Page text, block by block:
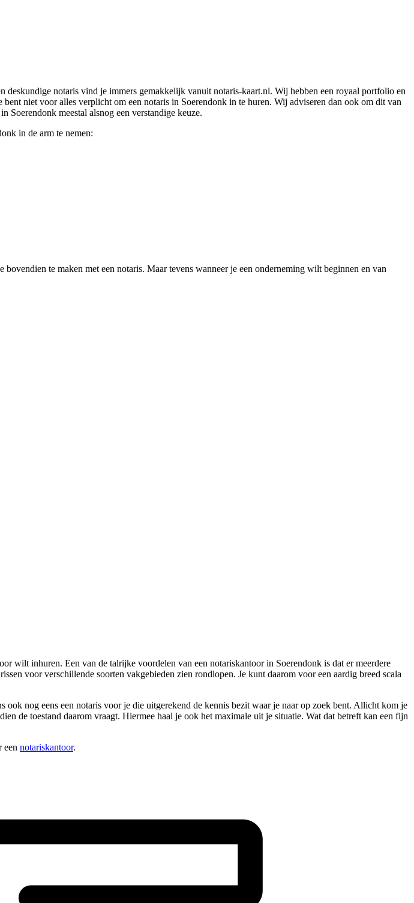
notaris vind je immers gemakkelijk vanuit notaris-kaart.nl. Wij hebben een royaal portfolio en
niet voor alles verplicht om een notaris in Soerendonk in te huren. Wij adviseren dan ook om dit van
Soerendonk meestal alsnog een verstandige keuze.
in de arm te nemen:
te maken met een notaris. Maar tevens wanneer je een onderneming wilt beginnen en van
wilt inhuren. Een van de talrijke voordelen van een notariskantoor in Soerendonk is dat er meerdere
voor verschillende soorten vakgebieden zien rondlopen. Je kunt daarom voor een aardig breed scala
nog eens een notaris voor je die uitgerekend de kennis bezit waar je naar op zoek bent. Allicht kom je
de toestand daarom vraagt. Hiermee haal je ook het maximale uit je situatie. Wat dat betreft kan een fijn
een notariskantoor.